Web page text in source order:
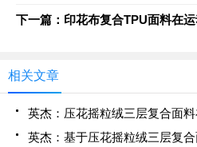
下一篇：印花布复合TPU面料在
相关文章